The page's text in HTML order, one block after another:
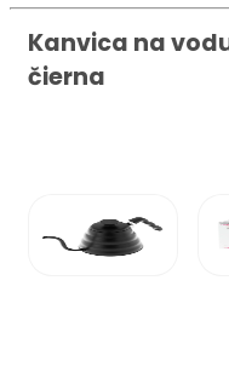
Kanvica na
čierna